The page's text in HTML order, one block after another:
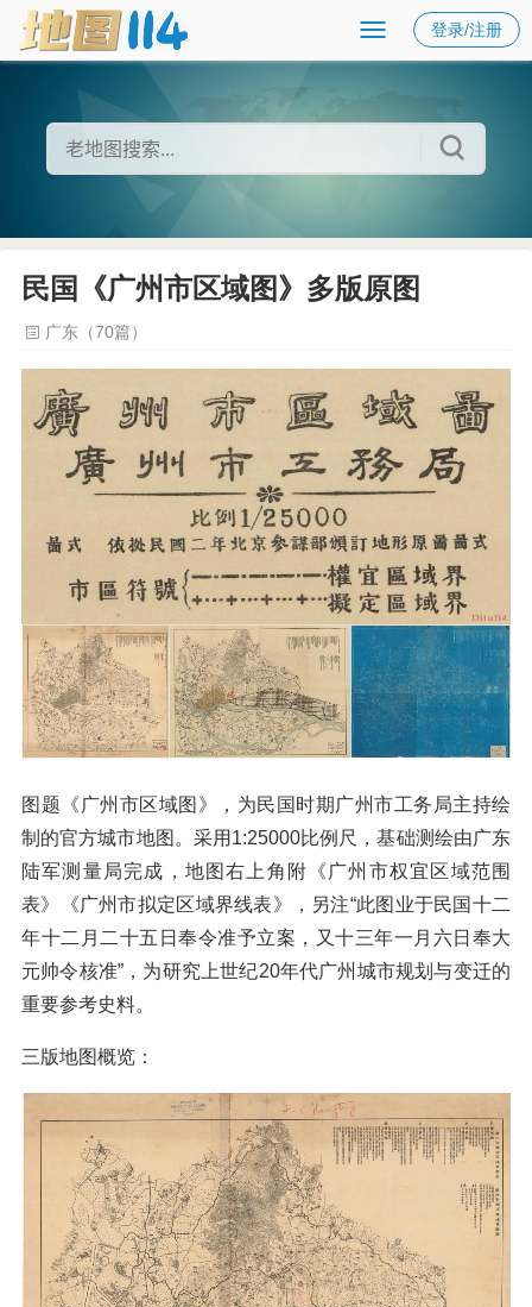
登录/注册
民国《广州市区域图》多版原图
广东（70篇）
图题《广州市区域图》，为民国时期广州市工务局主持绘
制的官方城市地图。采用1:25000比例尺，基础测绘由广东
陆军测量局完成，地图右上角附《广州市权宜区域范围
表》《广州市拟定区域界线表》，另注“此图业于民国十二
年十二月二十五日奉令准予立案，又十三年一月六日奉大
元帅令核准”，为研究上世纪20年代广州城市规划与变迁的
重要参考史料。
三版地图概览：